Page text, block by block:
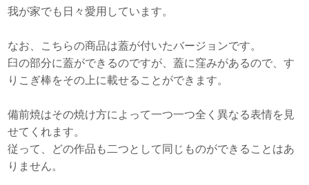
我が家でも日々愛用しています。
なお、こちらの商品は蓋が付いたバージョンです。
臼の部分に蓋ができるのですが、蓋に窪みがあるので、す
りこぎ棒をその上に載せることができます。
備前焼はその焼け方によって一つ一つ全く異なる表情を見
せてくれます。
従って、どの作品も二つとして同じものができることはあ
りません。